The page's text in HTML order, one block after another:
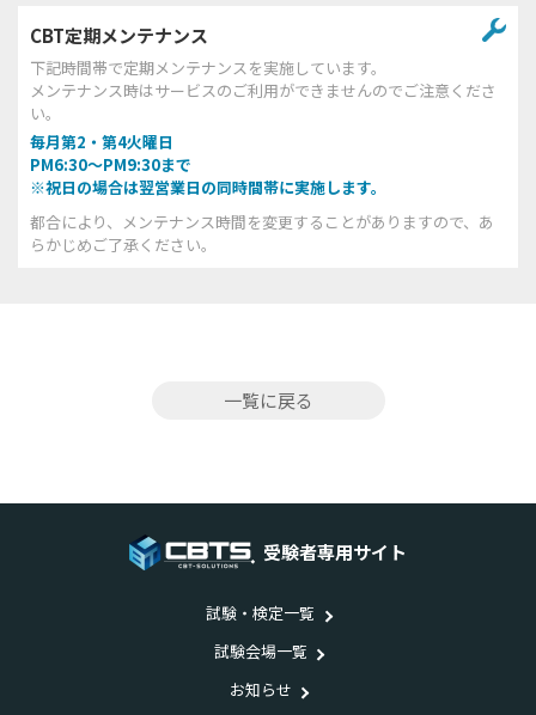
CBT定期メンテナンス
下記時間帯で定期メンテナンスを実施しています。
メンテナンス時はサービスのご利用ができませんのでご注意くださ
い。
毎月第2・第4火曜日
PM6:30～PM9:30まで
※祝日の場合は翌営業日の同時間帯に実施します。
都合により、メンテナンス時間を変更することがありますので、あ
らかじめご了承ください。
一覧に戻る
受験者専用サイト
試験・検定一覧
試験会場一覧
お知らせ